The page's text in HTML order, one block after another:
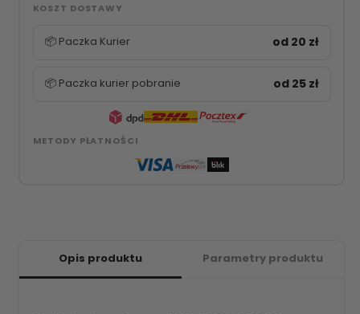
KOSZT DOSTAWY
📦 Paczka Kurier od 20 zł
📦 Paczka kurier pobranie od 25 zł
METODY PŁATNOŚCI
Opis produktu Parametry produktu